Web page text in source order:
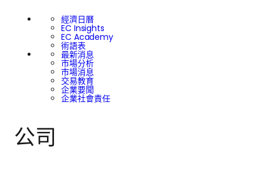
經濟日曆
EC Insights
EC Academy
術語表
最新消息
市場分析
市場消息
交易教育
企業要聞
企業社會責任
公司